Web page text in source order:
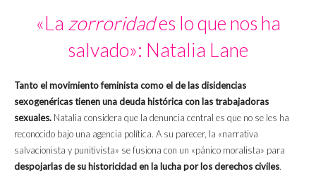
«La zorroridades lo que nos ha
salvado»: Natalia Lane
Tanto el movimiento feminista como el de las disidencias
sexogenéricas tienen una deuda histórica con las trabajadoras
sexuales. Natalia considera que la denuncia central es que no se les ha
reconocido bajo una agencia política. A su parecer, la «narrativa
salvacionista y punitivista» se fusiona con un «pánico moralista» para
despojarlas de su historicidad en la lucha por los derechos civiles.